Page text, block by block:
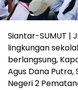
Siantar-SUMUT |
lingkungan
berlangsung,
Agus Dana Putra,
Negeri 2